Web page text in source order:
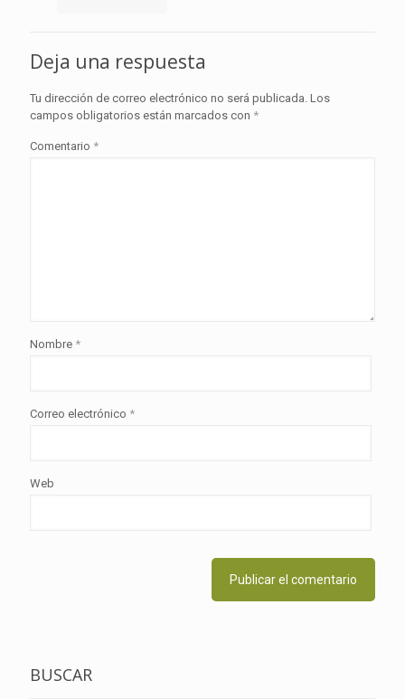
Deja una respuesta
Tu dirección de correo electrónico no será publicada. Los
campos obligatorios están marcados con *
Comentario *
Nombre *
Correo electrónico *
Web
BUSCAR